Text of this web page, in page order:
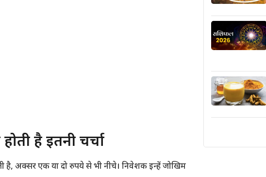
है इतनी चर्चा
है, अक्सर एक या दो रुपये से भी नीचे। निवेशक इन्हें जोखिम